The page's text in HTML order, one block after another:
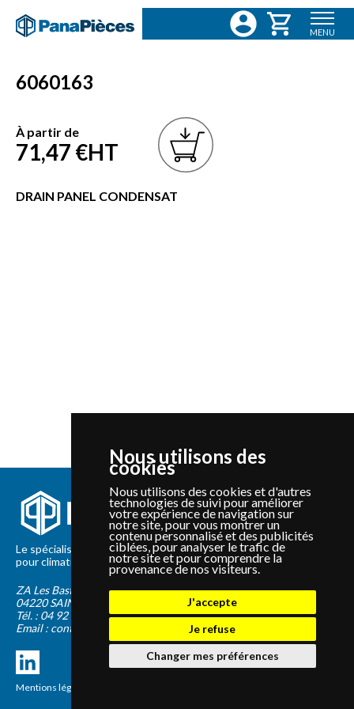
Nous utilisons des
cookies
Nous utilisons des cookies et d'autres
technologies de suivi pour améliorer
votre expérience de navigation sur
notre site, pour vous montrer un
contenu personnalisé et des publicités
ciblées, pour analyser le trafic de
notre site et pour comprendre la
provenance de nos visiteurs.
J'accepte
Je refuse
Changer mes préférences
MENU
6060163
À partir de
71,47 €HT
DRAIN PANEL CONDENSAT
Le spécialiste depuis 2012 de la vente de pièces détachées
pour climatisation et Pompe à Chaleur Panasonic et Sanyo
ZA Les Bastides Blanches
04220 SAINTE-TULLE
Tél. : 04 92 75 89 55
Email : contact@panapieces.com
Mentions légales